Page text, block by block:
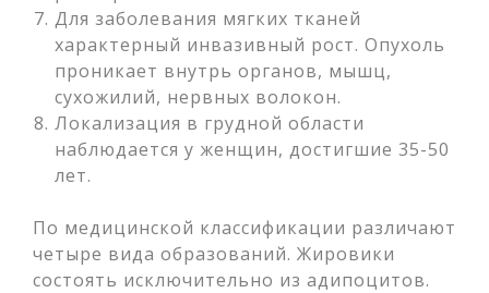
Для заболевания мягких тканей
характерный инвазивный рост. Опухоль
проникает внутрь органов, мышц,
сухожилий, нервных волокон.
Локализация в грудной области
наблюдается у женщин, достигшие 35-50
лет.
По медицинской классификации различают
четыре вида образований. Жировики
состоять исключительно из адипоцитов.